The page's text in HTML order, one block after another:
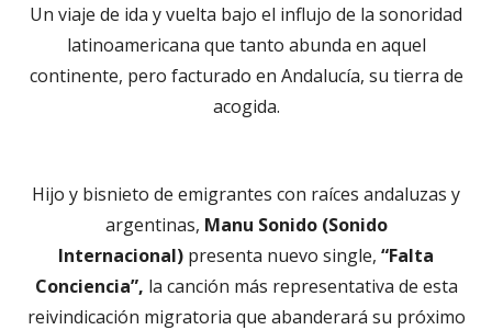
Un viaje de ida y vuelta bajo el influjo de la sonoridad
latinoamericana que tanto abunda en aquel
continente, pero facturado en Andalucía, su tierra de
acogida.
Hijo y bisnieto de emigrantes con raíces andaluzas y
argentinas, Manu Sonido (Sonido
Internacional) presenta nuevo single, “Falta
Conciencia”, la canción más representativa de esta
reivindicación migratoria que abanderará su próximo